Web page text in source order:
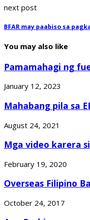
next post
BFAR may paabiso sa
You may also like
Pamamahagi ng
January 12, 2023
Mahabang pila sa
August 24, 2021
Mga video karera
February 19, 2020
Overseas Filipino
October 24, 2017